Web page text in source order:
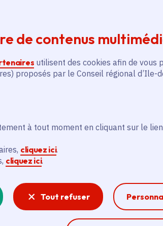
de contenus
utilisent des cookies afin de vous
proposés par le Conseil régional d’Ile-
à tout moment en cliquant sur le
cliquez ici.
cliquez ici.
Tout refuser
le-Sec (93), Rosny-sous-Bois
plus
active